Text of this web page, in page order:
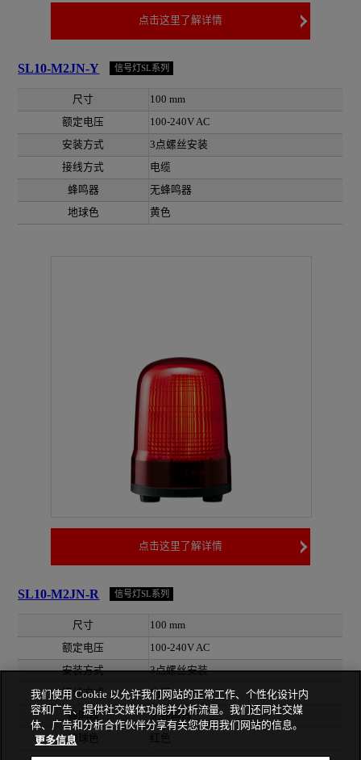
点击这里了解详情
SL10-M2JN-Y 信号灯SL系列
尺寸
100 mm
额定电压
100-240V AC
安装方式
3点螺丝安装
接线方式
电缆
蜂鸣器
无蜂鸣器
地球色
黄色
点击这里了解详情
SL10-M2JN-R 信号灯SL系列
尺寸
100 mm
额定电压
100-240V AC
安装方式
3点螺丝安装
接线方式
电缆
蜂鸣器
无蜂鸣器
地球色
红色
我们使用 Cookie 以允许我们网站的正常工作、个性化设计内
容和广告、提供社交媒体功能并分析流量。我们还同社交媒
体、广告和分析合作伙伴分享有关您使用我们网站的信息。
更多信息